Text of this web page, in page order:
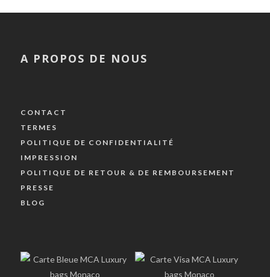
A PROPOS DE NOUS
CONTACT
TERMES
POLITIQUE DE CONFIDENTIALITÉ
IMPRESSION
POLITIQUE DE RETOUR & DE REMBOURSEMENT
PRESSE
BLOG